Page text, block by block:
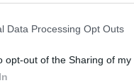
Data Processing Opt Outs
opt-out of the Sharing of my
3 8 19 2
1 5 5 9 19 1 2